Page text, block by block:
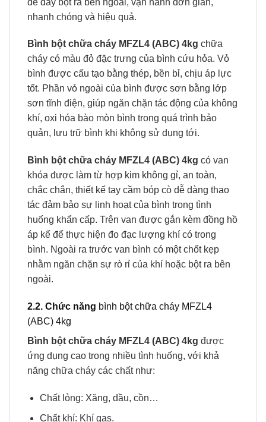
nhanh chóng và hiệu quả.
Bình bột chữa cháy MFZL4 (ABC) 4kg chữa
cháy có màu đỏ đặc trưng của bình cứu hỏa. Vỏ
bình được cấu tạo bằng thép, bền bỉ, chịu áp lực
tốt. Phần vỏ ngoài của bình được sơn bằng lớp
sơn tĩnh điện, giúp ngăn chặn tác động của không
khí, oxi hóa bào mòn bình trong quá trình bảo
quản, lưu trữ bình khi không sử dụng tới.
Bình bột chữa cháy MFZL4 (ABC) 4kg có van
khóa được làm từ hợp kim không gỉ, an toàn,
chắc chắn, thiết kế tay cầm bóp cò dễ dàng thao
tác đảm bảo sự linh hoạt của bình trong tình
huống khẩn cấp. Trên van được gắn kèm đồng hồ
áp kế để thực hiện đo đạc lượng khí có trong
bình. Ngoài ra trước van bình có một chốt kẹp
nhằm ngăn chặn sự rò rỉ của khí hoặc bột ra bên
ngoài.
2.2. Chức năng bình bột chữa cháy MFZL4
(ABC) 4kg
Bình bột chữa cháy MFZL4 (ABC) 4kg được
ứng dụng cao trong nhiều tình huống, với khả
năng chữa cháy các chất như:
Chất lỏng: Xăng, dầu, cồn…
Chất khí: Khí gas.